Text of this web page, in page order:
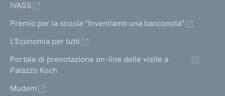
IVASS
Premio per la scuola "Inventiamo una banconota"
L'Economia per tutti
Portale di prenotazione on-line delle visite a
Palazzo Koch
Mudem